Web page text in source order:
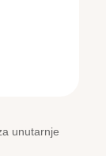
unutarnje